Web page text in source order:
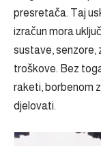
presretača. Taj
izračun mora
sustave, senzore,
troškove. Bez
raketi, borbenom
djelovati.